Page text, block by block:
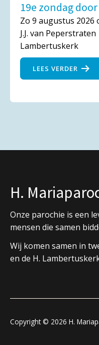
19e zondag
Zo 9 augustus 2026
J.J. van Peperstraten
Lambertuskerk
LEES VERDER
H.
Onze parochie is een
mensen die samen
Wij komen samen in
en de H.
Copyright © 2026 H.